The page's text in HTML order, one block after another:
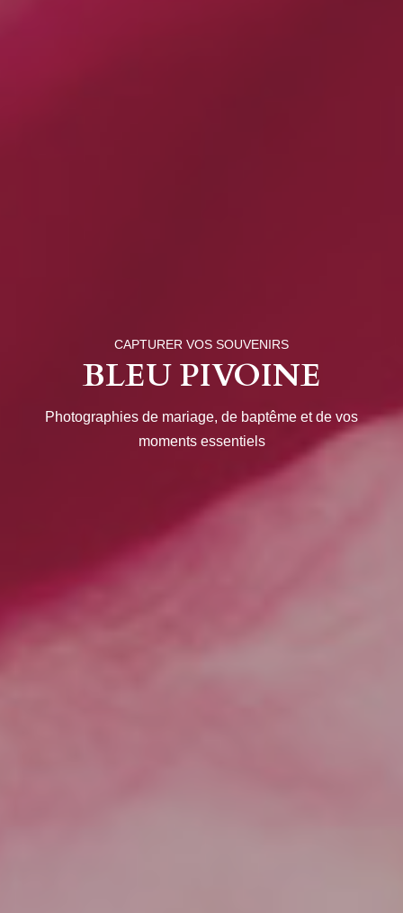
CAPTURER VOS SOUVENIRS
BLEU PIVOINE
Photographies de mariage, de baptême et de vos
moments essentiels